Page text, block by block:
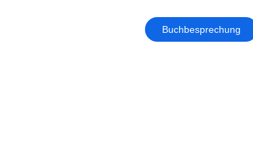
Buchbesprechung